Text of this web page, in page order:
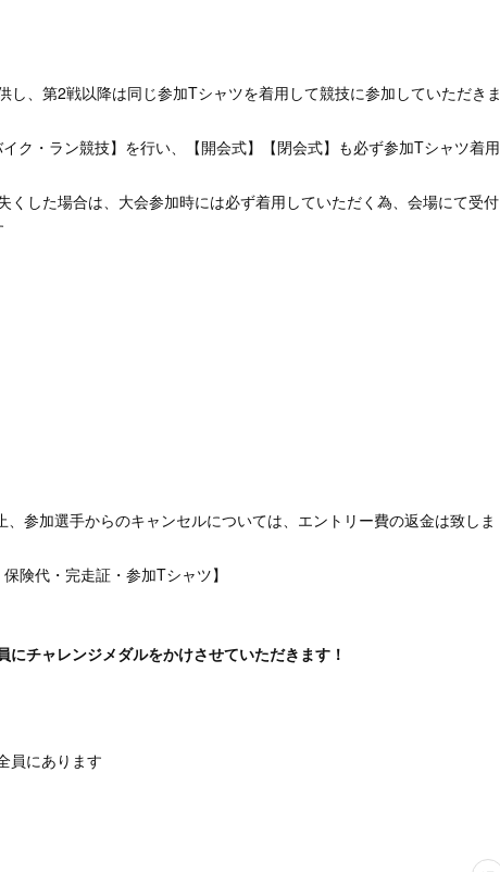
、第2戦以降は同じ参加Tシャツを着用して競技に参加していただきま
・ラン競技】を行い、【開会式】【閉会式】も必ず参加Tシャツ着用
した場合は、大会参加時には必ず着用していただく為、会場にて受付
加選手からのキャンセルについては、エントリー費の返金は致しま
代・完走証・参加Tシャツ】
にチャレンジメダルをかけさせていただきます！
員にあります